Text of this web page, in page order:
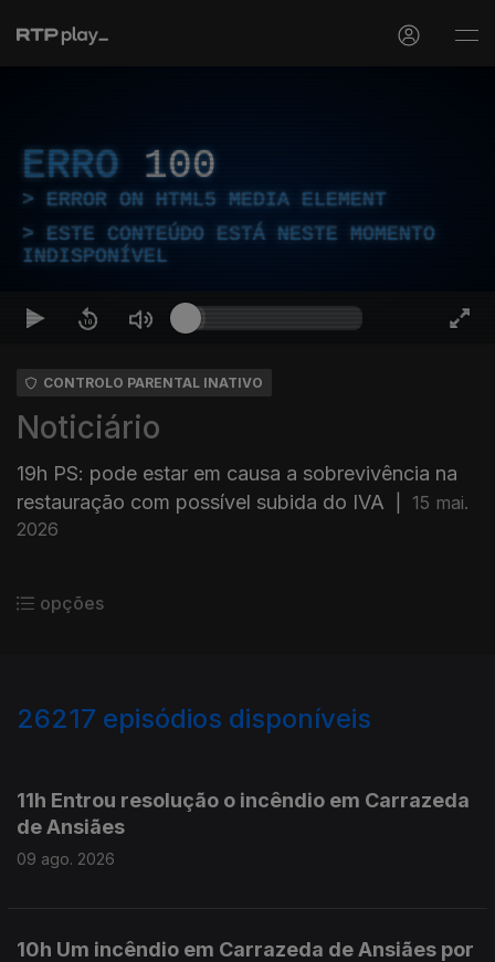
ERRO 100
ERROR ON HTML5 MEDIA ELEMENT
ESTE CONTEÚDO ESTÁ NESTE MOMENTO
INDISPONÍVEL
CONTROLO PARENTAL INATIVO
Noticiário
19h PS: pode estar em causa a sobrevivência na
restauração com possível subida do IVA
15 mai.
2026
opções
26217 episódios disponíveis
11h Entrou resolução o incêndio em Carrazeda
de Ansiães
09 ago. 2026
10h Um incêndio em Carrazeda de Ansiães por